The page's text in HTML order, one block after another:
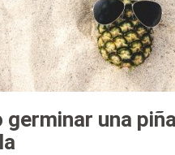
germinar una